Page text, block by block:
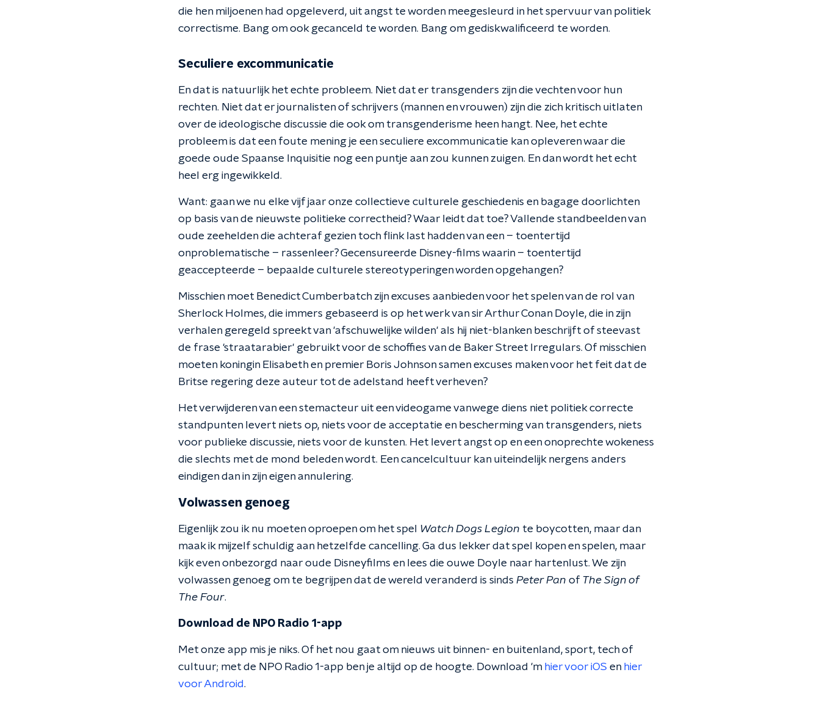
die hen miljoenen had opgeleverd, uit angst te worden meegesleurd in het spervuur van politiek
correctisme. Bang om ook gecanceld te worden. Bang om gediskwalificeerd te worden.
Seculiere excommunicatie
En dat is natuurlijk het echte probleem. Niet dat er transgenders zijn die vechten voor hun
rechten. Niet dat er journalisten of schrijvers (mannen en vrouwen) zijn die zich kritisch uitlaten
over de ideologische discussie die ook om transgenderisme heen hangt. Nee, het echte
probleem is dat een foute mening je een seculiere excommunicatie kan opleveren waar die
goede oude Spaanse Inquisitie nog een puntje aan zou kunnen zuigen. En dan wordt het echt
heel erg ingewikkeld.
Want: gaan we nu elke vijf jaar onze collectieve culturele geschiedenis en bagage doorlichten
op basis van de nieuwste politieke correctheid? Waar leidt dat toe? Vallende standbeelden van
oude zeehelden die achteraf gezien toch flink last hadden van een – toentertijd
onproblematische – rassenleer? Gecensureerde Disney-films waarin – toentertijd
geaccepteerde – bepaalde culturele stereotyperingen worden opgehangen?
Misschien moet Benedict Cumberbatch zijn excuses aanbieden voor het spelen van de rol van
Sherlock Holmes, die immers gebaseerd is op het werk van sir Arthur Conan Doyle, die in zijn
verhalen geregeld spreekt van 'afschuwelijke wilden' als hij niet-blanken beschrijft of steevast
de frase 'straatarabier' gebruikt voor de schoffies van de Baker Street Irregulars. Of misschien
moeten koningin Elisabeth en premier Boris Johnson samen excuses maken voor het feit dat de
Britse regering deze auteur tot de adelstand heeft verheven?
Het verwijderen van een stemacteur uit een videogame vanwege diens niet politiek correcte
standpunten levert niets op, niets voor de acceptatie en bescherming van transgenders, niets
voor publieke discussie, niets voor de kunsten. Het levert angst op en een onoprechte wokeness
die slechts met de mond beleden wordt. Een cancelcultuur kan uiteindelijk nergens anders
eindigen dan in zijn eigen annulering.
Volwassen genoeg
Eigenlijk zou ik nu moeten oproepen om het spel Watch Dogs Legion te boycotten, maar dan
maak ik mijzelf schuldig aan hetzelfde cancelling. Ga dus lekker dat spel kopen en spelen, maar
kijk even onbezorgd naar oude Disneyfilms en lees die ouwe Doyle naar hartenlust. We zijn
volwassen genoeg om te begrijpen dat de wereld veranderd is sinds Peter Pan of The Sign of
The Four.
Download de NPO Radio 1-app
Met onze app mis je niks. Of het nou gaat om nieuws uit binnen- en buitenland, sport, tech of
cultuur; met de NPO Radio 1-app ben je altijd op de hoogte. Download 'm hier voor iOS en hier
voor Android.